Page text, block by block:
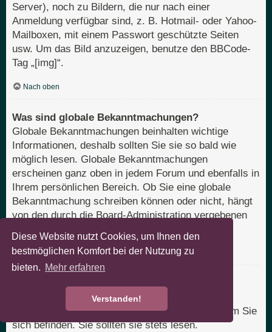
Diese Website nutzt Cookies, um Ihnen den
bestmöglichen Komfort bei der Nutzung zu
bieten. Mehr erfahren
Verstanden!
Server), noch zu Bildern, die nur nach einer
Anmeldung verfügbar sind, z. B. Hotmail- oder Yahoo-
Mailboxen, mit einem Passwort geschützte Seiten
usw. Um das Bild anzuzeigen, benutze den BBCode-
Tag „[img]“.
Nach oben
Was sind globale Bekanntmachungen?
Globale Bekanntmachungen beinhalten wichtige
Informationen, deshalb sollten Sie sie so bald wie
möglich lesen. Globale Bekanntmachungen
erscheinen ganz oben in jedem Forum und ebenfalls in
Ihrem persönlichen Bereich. Ob Sie eine globale
Bekanntmachung schreiben können oder nicht, hängt
von den durch die Board-Administration vergebenen
Nach oben
Bekanntmachungen beinhalten meist wichtige
Informationen zu dem Bereich des Boards, in dem Sie
sich befinden. Sie sollten sie stets lesen.